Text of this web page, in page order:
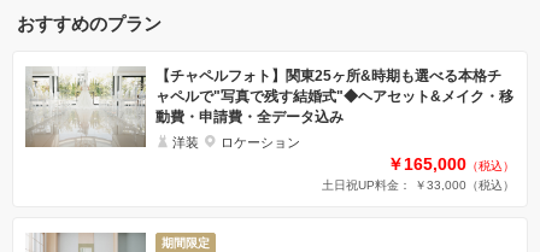
おすすめのプラン
【チャペルフォト】関東25ヶ所&時期も選べる本格チ
ャペルで"写真で残す結婚式"◆ヘアセット&メイク・移
動費・申請費・全データ込み
洋装 ロケーション
￥165,000 （税込）
土日祝UP料金： ￥33,000 （税込）
期間限定